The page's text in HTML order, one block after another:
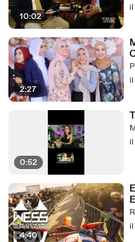
10:02
il
2:27
il
0:52
il
4:40
il